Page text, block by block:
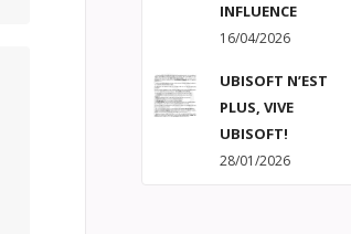
INFLUENCE
16/04/2026
UBISOFT N’EST
PLUS, VIVE
UBISOFT!
28/01/2026